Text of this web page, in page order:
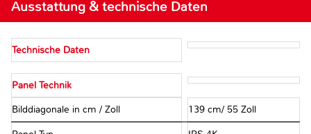
Ausstattung & technische Daten
Technische Daten
Panel Technik
Bilddiagonale in cm / Zoll 139 cm/ 55 Zoll